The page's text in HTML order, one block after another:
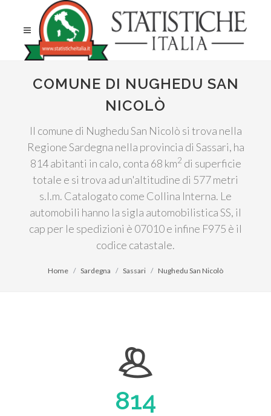
COMUNE DI NUGHEDU SAN
NICOLÒ
Il comune di Nughedu San Nicolò si trova nella
Regione Sardegna nella provincia di Sassari, ha
814 abitanti in calo, conta 68 km2 di superficie
totale e si trova ad un'altitudine di 577 metri
s.l.m. Catalogato come Collina Interna. Le
automobili hanno la sigla automobilistica SS, il
cap per le spedizioni è 07010 e infine F975 è il
codice catastale.
Home Sardegna Sassari Nughedu San Nicolò
814